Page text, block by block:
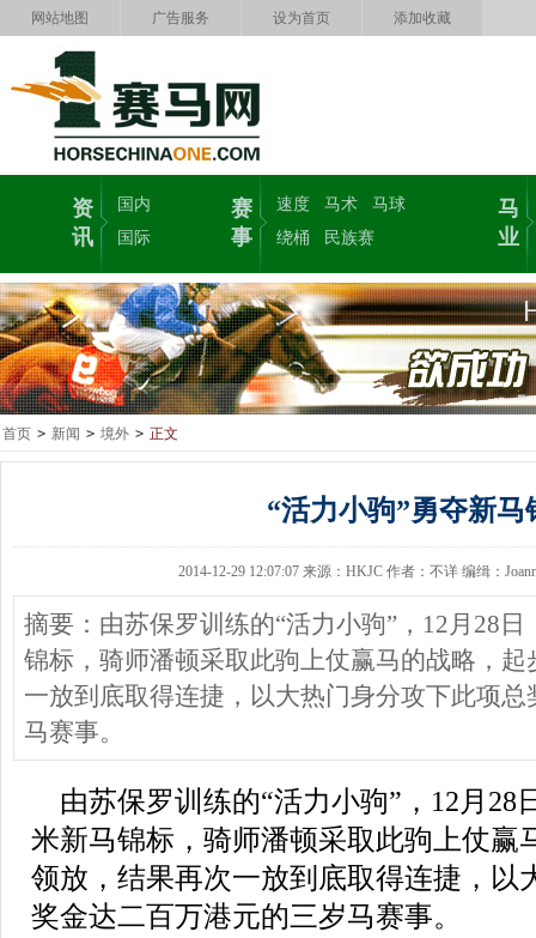
网站地图 广告服务 设为首页 添加收藏
资
讯
国内
国际
赛
事
速度 马术
马球
绕桶
民族赛
马
业
首页 > 新闻 > 境外 > 正文
“活力小驹”勇夺新马
2014-12-29 12:07:07 来源：HKJC 作者：不详 编缉：
摘要：由苏保罗训练的“活力小驹”，12月28
锦标，骑师潘顿采取此驹上仗赢马的战略，
一放到底取得连捷，以大热门身分攻下此项
马赛事。
由苏保罗训练的“活力小驹”，12月28
米新马锦标，骑师潘顿采取此驹上仗赢
领放，结果再次一放到底取得连捷，以
奖金达二百万港元的三岁马赛事。